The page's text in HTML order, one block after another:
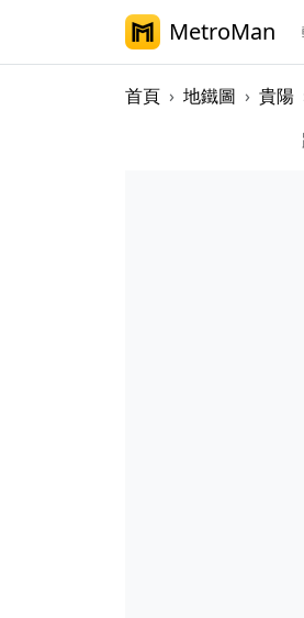
MetroMan
首頁 地鐵圖 貴陽
貴陽軌